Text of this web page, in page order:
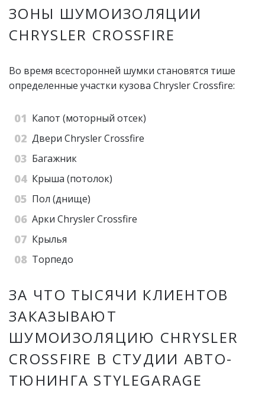
ЗОНЫ ШУМОИЗОЛЯЦИИ
CHRYSLER CROSSFIRE
Во время всесторонней шумки становятся тише
определенные участки кузова Chrysler Crossfire:
Капот (моторный отсек)
Двери Chrysler Crossfire
Багажник
Крыша (потолок)
Пол (днище)
Арки Chrysler Crossfire
Крылья
Торпедо
ЗА ЧТО ТЫСЯЧИ КЛИЕНТОВ
ЗАКАЗЫВАЮТ
ШУМОИЗОЛЯЦИЮ CHRYSLER
CROSSFIRE В СТУДИИ АВТО-
ТЮНИНГА STYLEGARAGE